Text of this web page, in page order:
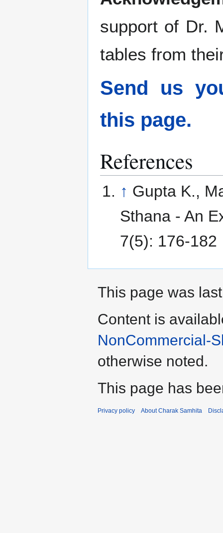
support of Dr.
tables from
Send us
this page.
References
↑ Gupta K.,
Sthana - An
7(5): 176-182
This page was
Content is
NonCommercial-
otherwise noted.
This page has
Privacy policy About Charak Samhita